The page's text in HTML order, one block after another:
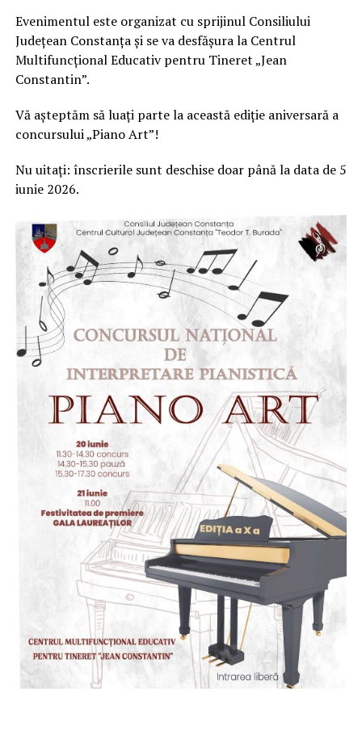
Evenimentul este organizat cu sprijinul Consiliului
Județean Constanța și se va desfășura la Centrul
Multifuncțional Educativ pentru Tineret „Jean
Constantin”.
Vă așteptăm să luați parte la această ediție aniversară a
concursului „Piano Art”!
Nu uitați: înscrierile sunt deschise doar până la data de 5
iunie 2026.